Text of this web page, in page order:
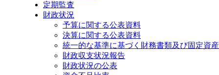
定期監査
財政状況
予算に関する公表資料
決算に関する公表資料
統一的な基準に基づく財務書類及び固定資
財政収支状況報告
財政状況の公表